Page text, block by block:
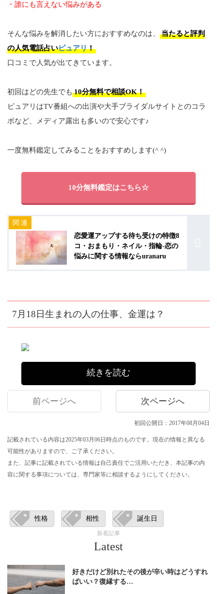
・誰にも言えない悩みがある
そんな悩みを解消したい方におすすめなのは、
当たると評判
の人気電話占いピュアリ！
口コミで人気が出てきています。
初回はどの先生でも 10分無料で相談OK！
ピュアリはTV番組への出演や大手ブライダルサイトとのコラ
ボなど、メディア露出も多いので安心です♪
一度無料鑑定してみることをおすすめします(^ ^)
10分無料鑑定はこちら☆
恋愛運アップする待ち受けの特徴8
コ・おまもり・ネイル・指輪-恋の
悩みに関する情報ならuranaru
7月18日生まれの人の仕事、金運は？
続きを読む
前ページへ 次ページへ
初回公開日：2017年08月04日
記載されている内容は2025年03月06日時点のものです。現在の情報と異なる
可能性がありますので、ご了承ください。
また、記事に記載されている情報は自己責任でご活用いただき、本記事の内
容に関する事項については、専門家等に相談するようにしてください。
性格 相性 誕生日
新着記事
Latest
好きだけど別れたその後が辛い時はどうすれ
ばいい？復縁する…